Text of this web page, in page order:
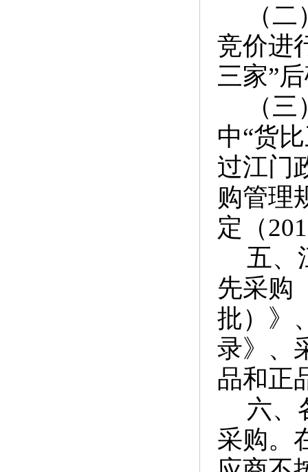
（
竞价进
三家”
（
中“货
过江门
购管理
定（
五、
先采购
批）》
录》、
品和正
六、
采购。